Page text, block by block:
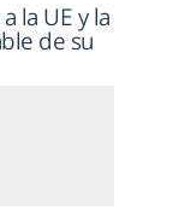
la UE y la
de su